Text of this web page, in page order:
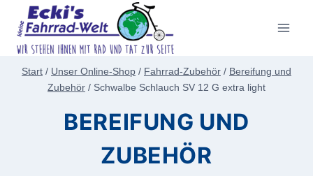
Inhalt
springen
Start / Unser Online-Shop / Fahrrad-Zubehör / Bereifung und
Zubehör / Schwalbe Schlauch SV 12 G extra light
BEREIFUNG UND
ZUBEHÖR